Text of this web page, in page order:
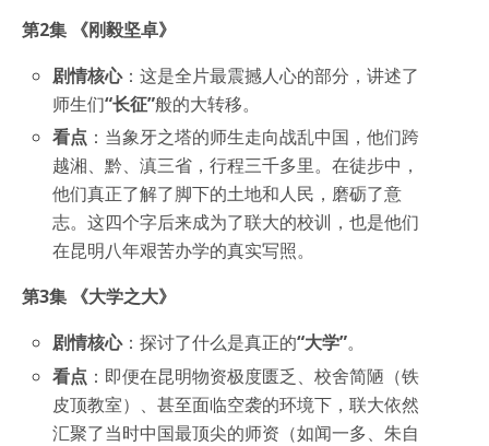
第2集 《刚毅坚卓》
剧情核心：这是全片最震撼人心的部分，讲述了
师生们“长征”般的大转移。
看点 ：当象牙之塔的师生走向战乱中国，他们跨
越湘、黔、滇三省，行程三千多里。在徒步中，
他们真正了解了脚下的土地和人民，磨砺了意
志。这四个字后来成为了联大的校训，也是他们
在昆明八年艰苦办学的真实写照。
第3集 《大学之大》
剧情核心：探讨了什么是真正的“大学”。
看点 ：即便在昆明物资极度匮乏、校舍简陋（铁
皮顶教室）、甚至面临空袭的环境下，联大依然
汇聚了当时中国最顶尖的师资（如闻一多、朱自